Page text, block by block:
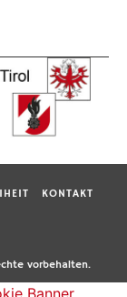
KONTAKT
vorbehalten.